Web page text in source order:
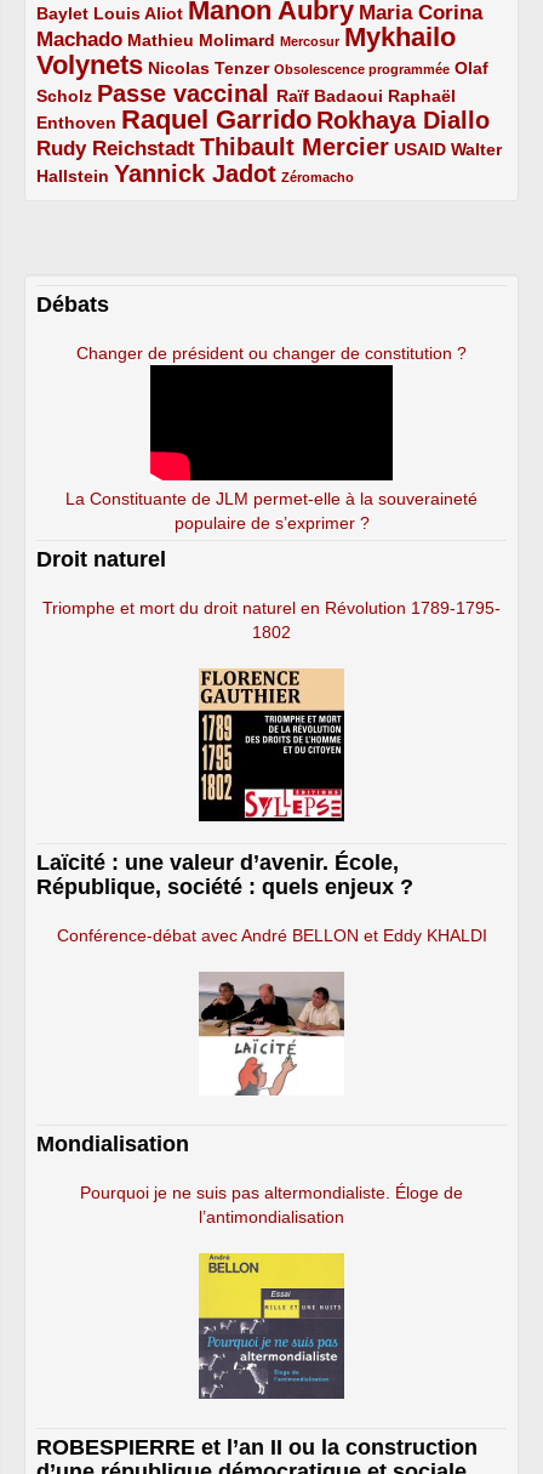
Baylet
2/5 Louis Aliot
2/5 Manon Aubry
5/5
Maria Corina
Machado
3/5 Mathieu Molimard
2/5 Mercosur
1/5
Mykhailo
Volynets
5/5 Nicolas Tenzer
2/5 Obsolescence programmée
1/5
Olaf
Scholz
2/5 Passe vaccinal
4/5 Raïf Badaoui
2/5
Raphaël
Enthoven
2/5 Raquel Garrido
5/5 Rokhaya Diallo
4/5
Rudy Reichstadt
3/5 Thibault Mercier
4/5 USAID
2/5
Walter
Hallstein
2/5 Yannick Jadot
4/5 Zéromacho
1/5
Débats
Changer de président ou changer de constitution ?
La Constituante de JLM permet-elle à la souveraineté
populaire de s’exprimer ?
Droit naturel
Triomphe et mort du droit naturel en Révolution 1789-1795-
1802
Laïcité : une valeur d’avenir. École,
République, société : quels enjeux ?
Conférence-débat avec André BELLON et Eddy KHALDI
Mondialisation
Pourquoi je ne suis pas altermondialiste. Éloge de
l’antimondialisation
ROBESPIERRE et l’an II ou la construction